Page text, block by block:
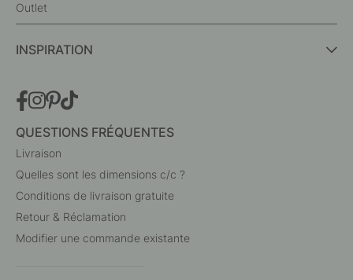
Outlet
INSPIRATION
QUESTIONS FRÉQUENTES
Livraison
Quelles sont les dimensions c/c ?
Conditions de livraison gratuite
Retour & Réclamation
Modifier une commande existante